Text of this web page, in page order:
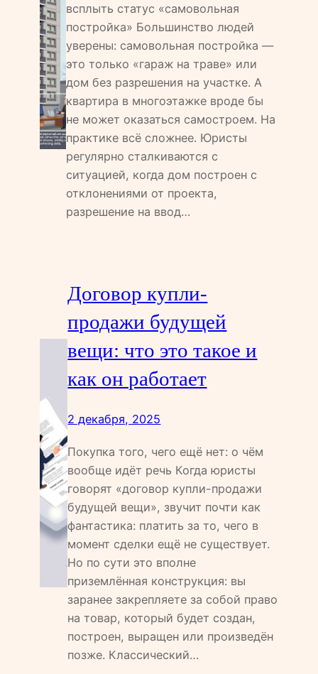
всплыть статус «самовольная
постройка» Большинство людей
уверены: самовольная постройка —
это только «гараж на траве» или
дом без разрешения на участке. А
квартира в многоэтажке вроде бы
не может оказаться самостроем. На
практике всё сложнее. Юристы
регулярно сталкиваются с
ситуацией, когда дом построен с
отклонениями от проекта,
разрешение на ввод…
Договор купли-
продажи будущей
вещи: что это такое и
как он работает
2 декабря, 2025
Покупка того, чего ещё нет: о чём
вообще идёт речь Когда юристы
говорят «договор купли-продажи
будущей вещи», звучит почти как
фантастика: платить за то, чего в
момент сделки ещё не существует.
Но по сути это вполне
приземлённая конструкция: вы
заранее закрепляете за собой право
на товар, который будет создан,
построен, выращен или произведён
позже. Классический…